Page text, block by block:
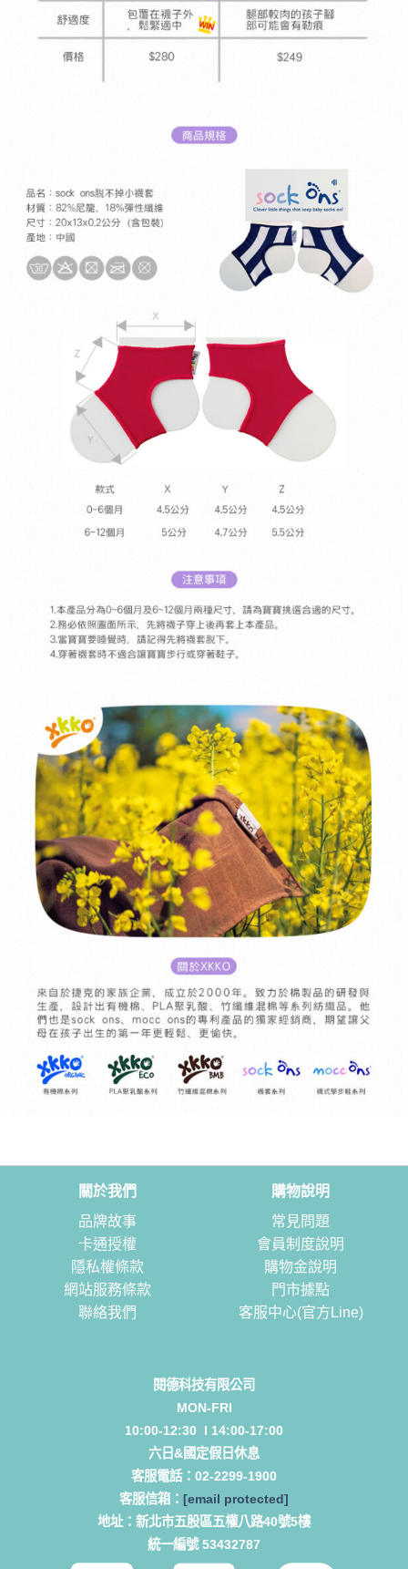
關於我們
品牌故事
卡通授權
隱私權條款
網站服務條款
聯絡我們
購物說明
常見問題
會員制度說明
購物金說明
門市據點
客服中心(官方Line)
閱德科技有限公司
MON-FRI
10:00-12:30 l 14:00-17:00
六日&國定假日休息
客服電話： 02-2299-1900
客服信箱： [email protected]
地址： 新北市五股區五權八路40號5樓
統一編號 53432787